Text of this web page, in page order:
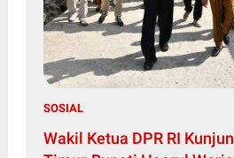
SOSIAL
Wakil Ketua DPR RI